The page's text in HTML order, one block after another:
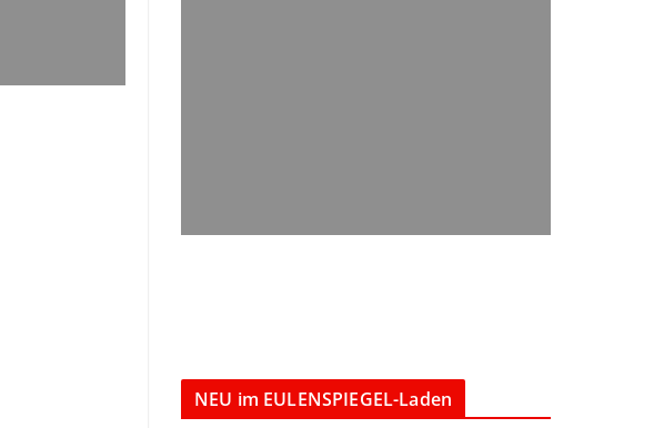
NEU im EULENSPIEGEL-Laden